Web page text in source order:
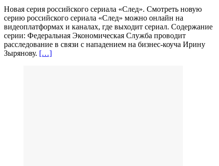
Новая серия российского сериала «След». Смотреть новую
серию российского сериала «След» можно онлайн на
видеоплатформах и каналах, где выходит сериал. Содержание
серии: Федеральная Экономическая Служба проводит
расследование в связи с нападением на бизнес-коуча Ирину
Зырянову. […]